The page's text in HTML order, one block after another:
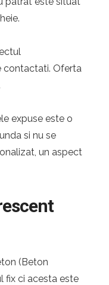
contactati. Oferta
expuse este o
si nu se
un aspect
(Beton
fix ci acesta este